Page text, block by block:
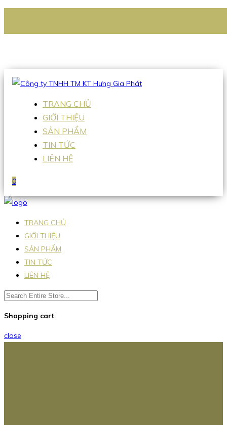
Hotline:0938 336 079
TRANG CHỦ
GIỚI THIỆU
SẢN PHẨM
TIN TỨC
LIÊN HỆ
0
TRANG CHỦ
GIỚI THIỆU
SẢN PHẨM
TIN TỨC
LIÊN HỆ
Shopping cart
close